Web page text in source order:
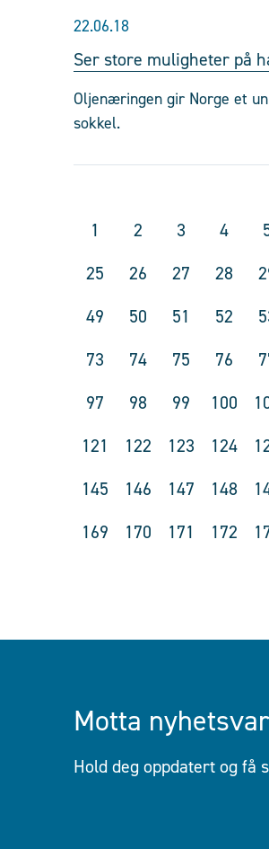
22.06.18
Ser store muligheter på
Oljenæringen gir Norge et
sokkel.
1 2 3 4
25
26 27 28
49
50 51 52
73
74 75 76
97
98 99 100
121
122 123 124
145
146 147 148
169
170 171 172
Motta
Hold deg oppdatert og få